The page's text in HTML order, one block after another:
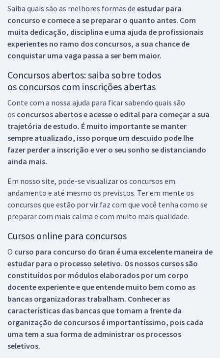
Saiba quais são as melhores formas de estudar para
concurso e comece a se preparar o quanto antes. Com
muita dedicação, disciplina e uma ajuda de profissionais
experientes no ramo dos concursos, a sua chance de
conquistar uma vaga passa a ser bem maior.
Concursos abertos: saiba sobre todos
os concursos com inscrições abertas
Conte com a nossa ajuda para ficar sabendo quais são
os concursos abertos e acesse o edital para começar a sua
trajetória de estudo. É muito importante se manter
sempre atualizado, isso porque um descuido pode lhe
fazer perder a inscrição e ver o seu sonho se distanciando
ainda mais.
Em nosso site, pode-se visualizar os concursos em
andamento e até mesmo os previstos. Ter em mente os
concursos que estão por vir faz com que você tenha como se
preparar com mais calma e com muito mais qualidade.
Cursos online para concursos
O curso para concurso do Gran é uma excelente maneira de
estudar para o processo seletivo. Os nossos cursos são
constituídos por módulos elaborados por um corpo
docente experiente e que entende muito bem como as
bancas organizadoras trabalham. Conhecer as
características das bancas que tomam a frente da
organização de concursos é importantíssimo, pois cada
uma tem a sua forma de administrar os processos
seletivos.